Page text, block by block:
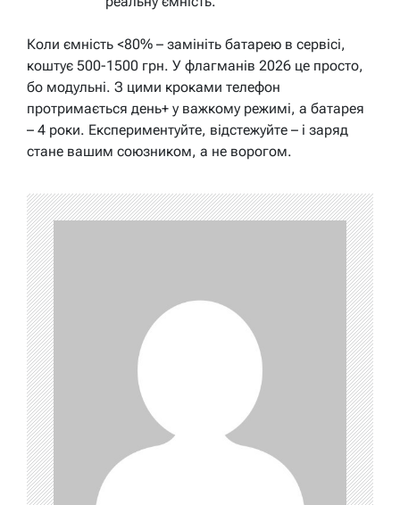
Коли ємність <80% – замініть батарею в сервісі,
коштує 500-1500 грн. У флагманів 2026 це просто,
бо модульні. З цими кроками телефон
протримається день+ у важкому режимі, а батарея
– 4 роки. Експериментуйте, відстежуйте – і заряд
стане вашим союзником, а не ворогом.